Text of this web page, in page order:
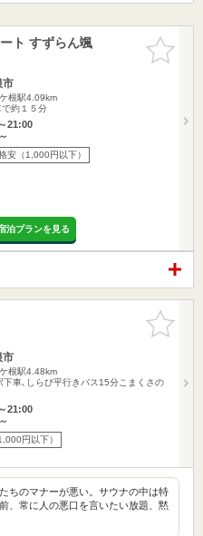
お気に入
りに追加
ト すずらん颯
市
根駅4.09km
約１５分
21:00
安（1,000円以下）
泊プランを見る
お気に入
りに追加
市
根駅4.48km
下車､しらび平行きバス15分こまくさの
21:00
円以下）
ちのマナーが悪い。サウナの中は特
、常に人の悪口を言いたい放題、黙